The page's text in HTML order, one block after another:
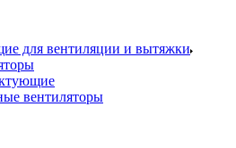
для вентиляции и вытяжки
вентиляторы